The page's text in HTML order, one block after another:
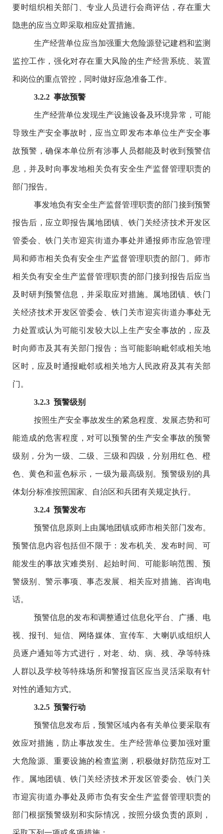
要时组织相关部门、专业人员进行会商评估，存在重大
隐患的应当立即采取相应处置措施。
生产经营单位应当加强重大危险源登记建档和监测
监控工作，强化对存在重大风险的生产经营系统、装置
和岗位的重点管控，同时做好应急准备工作。
3.2.2 事故预警
生产经营单位发现生产设施设备及环境异常，可能
导致生产安全事故时，应当立即发布本单位生产安全事
故预警，确保本单位所有涉事人员都能及时收到预警信
息，并及时向事发地相关负有安全生产监督管理职责的
部门报告。
事发地负有安全生产监督管理职责的部门接到预警
报告后，应立即报告属地团镇、铁门关经济技术开发区
管委会、铁门关市迎宾街道办事处并通报师市应急管理
局和师市相关负有安全生产监督管理职责的部门。师市
相关负有安全生产监督管理职责的部门接到报告后应当
及时研判预警信息，并采取应对措施。属地团镇、铁门
关经济技术开发区管委会、铁门关市迎宾街道办事处无
力处置或认为可能引发较大以上生产安全事故的，应及
时向师市及其有关部门报告；当可能影响毗邻或相关地
区时，应及时通报毗邻或相关地方人民政府及其有关部
门。
3.2.3 预警级别
按照生产安全事故发生的紧急程度、发展态势和可
能造成的危害程度，对可以预警的生产安全事故的预警
级别，分为一级、二级、三级和四级，分别用红色、橙
色、黄色和蓝色标示，一级为最高级别。预警级别的具
体划分标准按照国家、自治区和兵团有关规定执行。
3.2.4 预警发布
预警信息原则上由属地团镇或师市相关部门发布。
预警信息内容包括但不限于：发布机关、发布时间、可
能发生的事故灾难类别、起始时间、可能影响范围、预
警级别、警示事项、事态发展、相关应对措施、咨询电
话。
预警信息的发布和调整通过信息化平台、广播、电
视、报刊、短信、网络媒体、宣传车、大喇叭或组织人
员逐户通知等方式进行，对老、幼、病、残、孕等特殊
人群以及学校等特殊场所和警报盲区应当灵活采取有针
对性的通知方式。
3.2.5 预警行动
预警信息发布后，预警区域内各有关单位要采取有
效应对措施，防止事故发生。生产经营单位要加强对重
大危险源、重要设施的检查监测，积极做好防范应对工
作。属地团镇、铁门关经济技术开发区管委会、铁门关
市迎宾街道办事处及师市负有安全生产监督管理职责的
部门根据预警级别和实际情况，按照分级负责的原则，